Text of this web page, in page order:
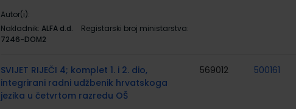
Autor(i):
Nakladnik: ALFA d.d.
Registarski broj ministarstva:
7246-DOM2
SVIJET RIJEČI 4; komplet 1. i 2. dio,
integrirani radni udžbenik hrvatskoga
jezika u četvrtom razredu OŠ
569012 500161